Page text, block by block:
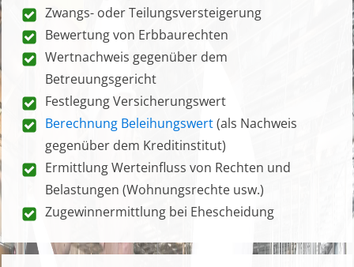
Zwangs- oder Teilungsversteigerung
Bewertung von Erbbaurechten
Wertnachweis gegenüber dem
Betreuungsgericht
Festlegung Versicherungswert
Berechnung Beleihungswert(als Nachweis
gegenüber dem Kreditinstitut)
Ermittlung Werteinfluss von Rechten und
Belastungen (Wohnungsrechte usw.)
Zugewinnermittlung bei Ehescheidung